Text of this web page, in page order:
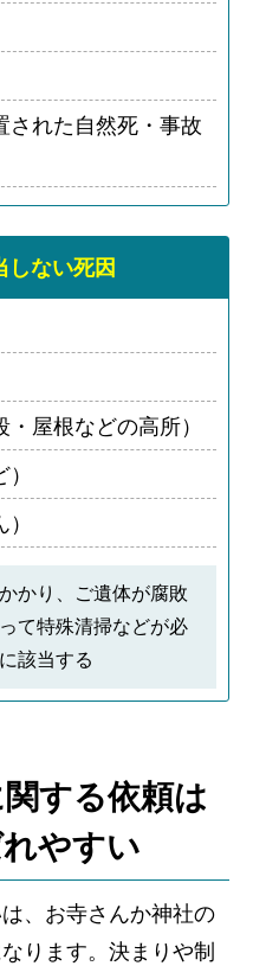
された自然死・事故
しない死因
屋根などの高所）
かり、ご遺体が腐敗
て特殊清掃などが必
該当する
する依頼は
やすい
、お寺さんか神社の
ります。決まりや制